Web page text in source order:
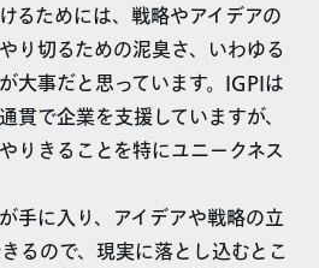
るためには、戦略やアイデアの
り切るための泥臭さ、いわゆる
大事だと思っています。IGPIは
貫で企業を支援していますが、
りきることを特にユニークネス
手に入り、アイデアや戦略の立
るので、現実に落とし込むとこ